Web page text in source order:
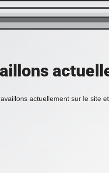
actuellement sur le site